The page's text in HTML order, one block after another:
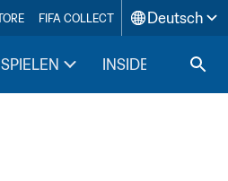
FIFA COLLECT Deutsch
SPIELEN INSIDE FIFA